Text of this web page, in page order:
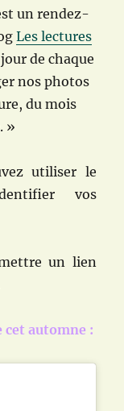
un rendez-
Les lectures
de chaque
nos photos
du mois
»
utiliser le
vos
un lien
cet automne :